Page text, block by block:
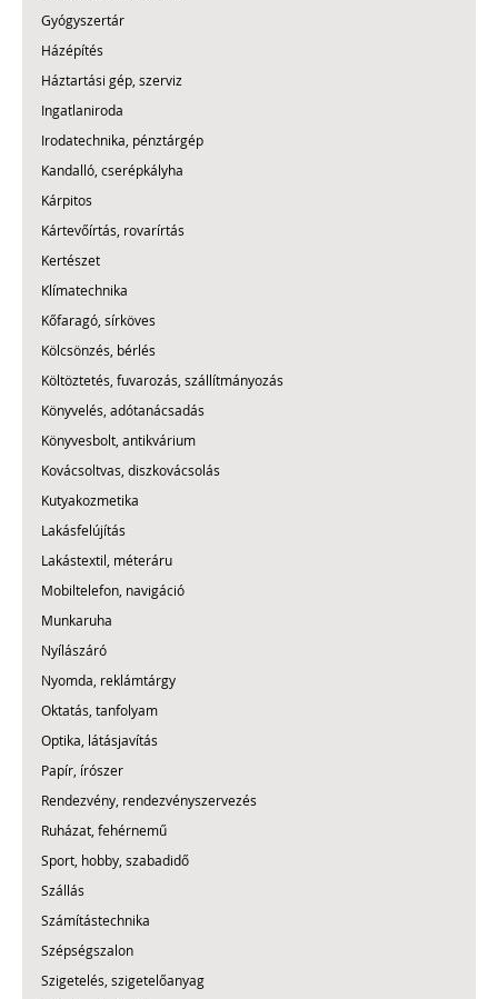
Gyógyszertár
Házépítés
Háztartási gép, szerviz
Ingatlaniroda
Irodatechnika, pénztárgép
Kandalló, cserépkályha
Kárpitos
Kártevőírtás, rovarírtás
Kertészet
Klímatechnika
Kőfaragó, sírköves
Kölcsönzés, bérlés
Költöztetés, fuvarozás, szállítmányozás
Könyvelés, adótanácsadás
Könyvesbolt, antikvárium
Kovácsoltvas, diszkovácsolás
Kutyakozmetika
Lakásfelújítás
Lakástextil, méteráru
Mobiltelefon, navigáció
Munkaruha
Nyílászáró
Nyomda, reklámtárgy
Oktatás, tanfolyam
Optika, látásjavítás
Papír, írószer
Rendezvény, rendezvényszervezés
Ruházat, fehérnemű
Sport, hobby, szabadidő
Szállás
Számítástechnika
Szépségszalon
Szigetelés, szigetelőanyag